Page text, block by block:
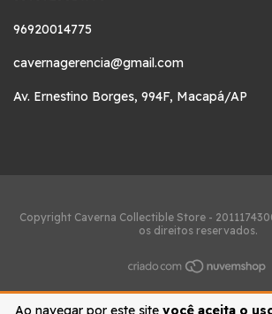
Ao navegar por este site você aceita o
96920014775
cavernagerencia@gmail.com
Av. Ernestino Borges, 994F, Macapá/AP
Copyright Caverna Collectible Store -
os direitos reservados.